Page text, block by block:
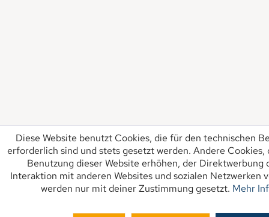
Diese Website benutzt Cookies, die für den technischen
erforderlich sind und stets gesetzt werden. Andere
Benutzung dieser Website erhöhen, der Direktwerbung
Interaktion mit anderen Websites und sozialen Netzwerken
werden nur mit deiner Zustimmung gesetzt. Mehr